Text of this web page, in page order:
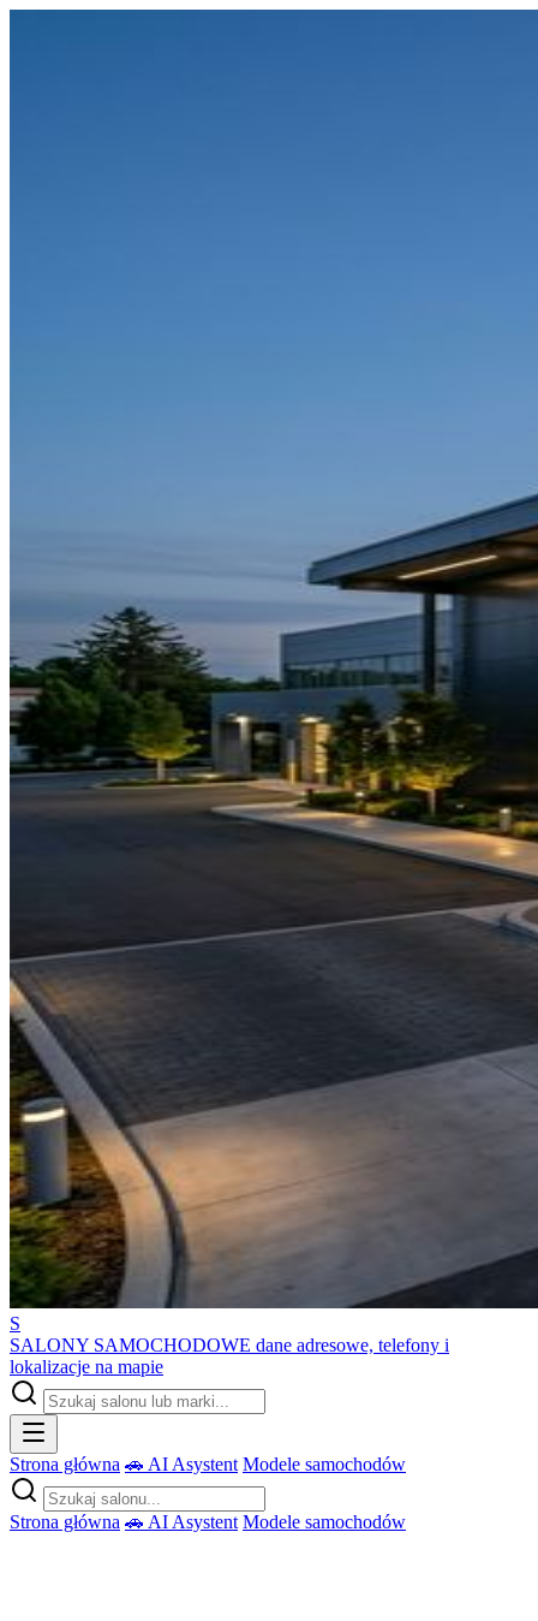
S
SALONY SAMOCHODOWE dane adresowe, telefony i
lokalizacje na mapie
Strona główna 🚗 AI Asystent Modele samochodów
Strona główna 🚗 AI Asystent Modele samochodów